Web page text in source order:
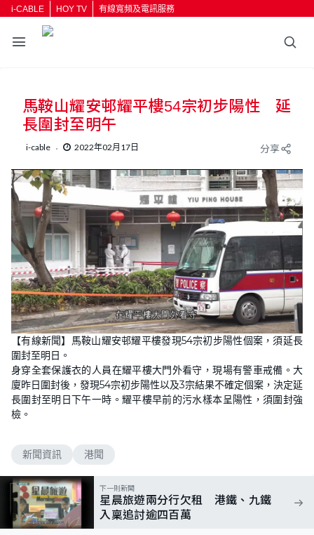
i-CABLE HOY TV 有線寬頻及電訊服務
馬鞍山耀安邨耀平樓54宗初步陽性 延
長圍封至明午
i-cable 2022年02月17日 分享
【有線新聞】馬鞍山耀安邨耀平樓發現54宗初步陽性個案，須延長
圍封至明日。
身穿全套保護衣的人員在耀平樓大門外看守，現場有警車戒備。大
廈昨日圍封後，發現54宗初步陽性以及3宗結果不確定個案，決定延
長圍封至明日下午一時。耀平樓早前的污水樣本呈陽性，須圍封強
檢。
新聞資訊 港聞
下一則新聞
星晨旅遊兩分行欠租 港鐵、九鐵
入稟追討逾四百萬